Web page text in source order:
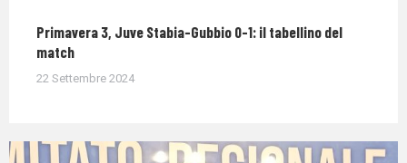
Primavera 3, Juve Stabia-Gubbio 0-1: il tabellino del
match
22 Settembre 2024